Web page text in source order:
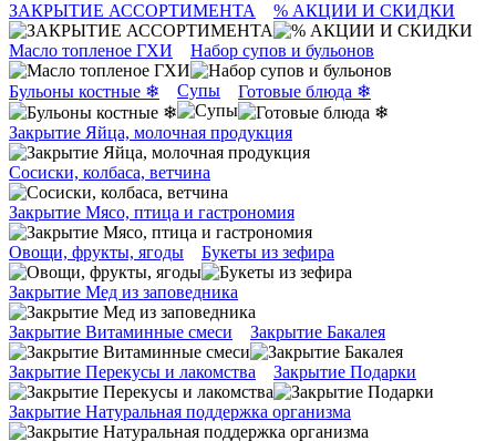
ЗАКРЫТИЕ АССОРТИМЕНТА % АКЦИИ И СКИДКИ
Масло топленое ГХИ Набор супов и бульонов
Бульоны костные ❄ Супы Готовые блюда ❄
Закрытие Яйца, молочная продукция
Сосиски, колбаса, ветчина
Закрытие Мясо, птица и гастрономия
Овощи, фрукты, ягоды Букеты из зефира
Закрытие Мед из заповедника
Закрытие Витаминные смеси Закрытие Бакалея
Закрытие Перекусы и лакомства Закрытие Подарки
Закрытие Натуральная поддержка организма